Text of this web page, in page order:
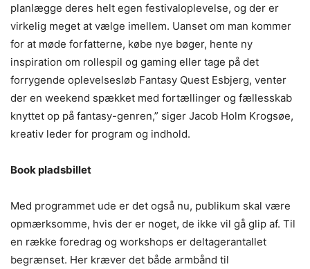
planlægge deres helt egen festivaloplevelse, og der er
virkelig meget at vælge imellem. Uanset om man kommer
for at møde forfatterne, købe nye bøger, hente ny
inspiration om rollespil og gaming eller tage på det
forrygende oplevelsesløb Fantasy Quest Esbjerg, venter
der en weekend spækket med fortællinger og fællesskab
knyttet op på fantasy-genren,” siger Jacob Holm Krogsøe,
kreativ leder for program og indhold.
Book pladsbillet
Med programmet ude er det også nu, publikum skal være
opmærksomme, hvis der er noget, de ikke vil gå glip af. Til
en række foredrag og workshops er deltagerantallet
begrænset. Her kræver det både armbånd til